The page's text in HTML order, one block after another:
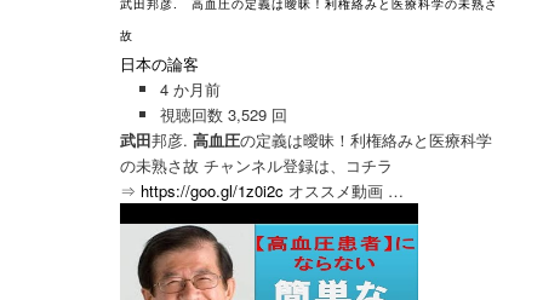
武田邦彦. 高血圧の定義は曖昧！利権絡みと医療科学の未熟さ
故
日本の論客
4 か月前
視聴回数 3,529 回
武田邦彦. 高血圧の定義は曖昧！利権絡みと医療科学
の未熟さ故 チャンネル登録は、コチラ
⇒ https://goo.gl/1z0i2c オススメ動画 …